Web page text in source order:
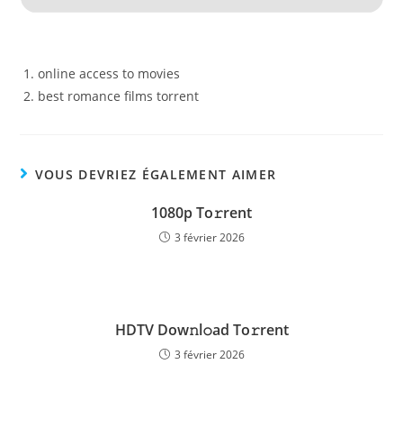
online access to movies
best romance films torrent
VOUS DEVRIEZ ÉGALEMENT AIMER
1080p To𝚛rent
3 février 2026
HDTV Dow𝚗l𝚘ad To𝚛rent
3 février 2026